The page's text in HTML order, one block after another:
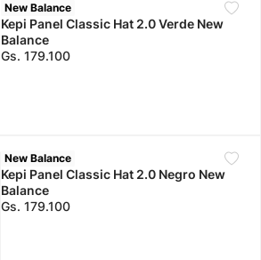
New Balance
Kepi Panel Classic Hat 2.0 Verde New
Balance
Gs. 179.100
New Balance
Kepi Panel Classic Hat 2.0 Negro New
Balance
Gs. 179.100